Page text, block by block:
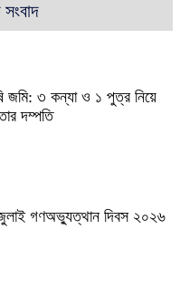
জমি: ৩ কন্যা ও ১ পুত্র নিয়ে
দম্পতি
জুলাই গণঅভ্যুত্থান দিবস ২০২৬